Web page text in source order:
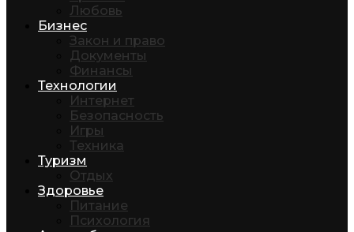
Любовь
Бизнес
Закон и право
Документы
Финансы
Технологии
Интернет
Безопасность
Игры
Техника
Туризм
Отдых
Здоровье
Питание
Психология